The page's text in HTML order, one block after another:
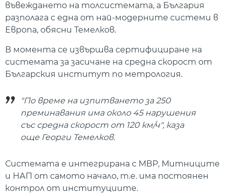
въвеждането на толсистемата, а България
разполага с една от най-модерните системи в
Европа, обясни Темелков.
В момента се извършва сертифициране на
системата за засичане на средна скорост от
Българския институт по метрология.
"По време на изпитването за 250
преминавания има около 45 нарушения
със средна скорост от 120 км/ч", каза
още Георги Темелков.
Системата е интегрирана с МВР, Митниците
и НАП от самото начало, т.е. има постоянен
контрол от институциите.